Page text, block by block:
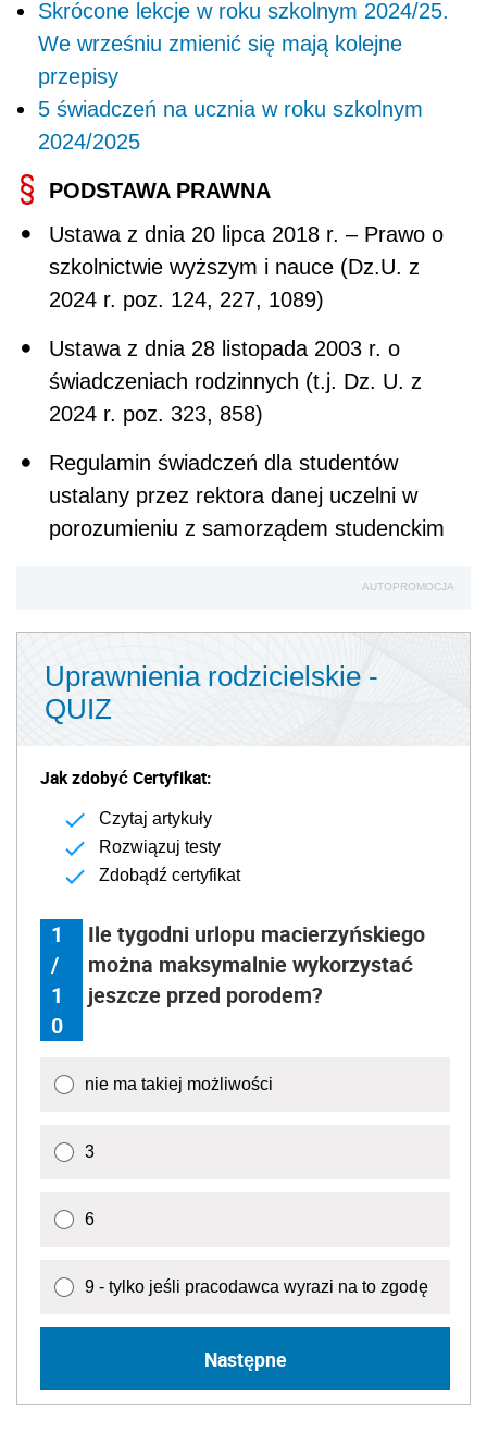
Skrócone lekcje w roku szkolnym 2024/25.
We wrześniu zmienić się mają kolejne
przepisy
5 świadczeń na ucznia w roku szkolnym
2024/2025
PODSTAWA PRAWNA
Ustawa z dnia 20 lipca 2018 r. – Prawo o
szkolnictwie wyższym i nauce (Dz.U. z
2024 r. poz. 124, 227, 1089)
Ustawa z dnia 28 listopada 2003 r. o
świadczeniach rodzinnych (t.j. Dz. U. z
2024 r. poz. 323, 858)
Regulamin świadczeń dla studentów
ustalany przez rektora danej uczelni w
porozumieniu z samorządem studenckim
AUTOPROMOCJA
Uprawnienia rodzicielskie -
QUIZ
Jak zdobyć Certyfikat:
Czytaj artykuły
Rozwiązuj testy
Zdobądź certyfikat
1
/
1
0
Ile tygodni urlopu macierzyńskiego
można maksymalnie wykorzystać
jeszcze przed porodem?
nie ma takiej możliwości
3
6
9 - tylko jeśli pracodawca wyrazi na to zgodę
Następne